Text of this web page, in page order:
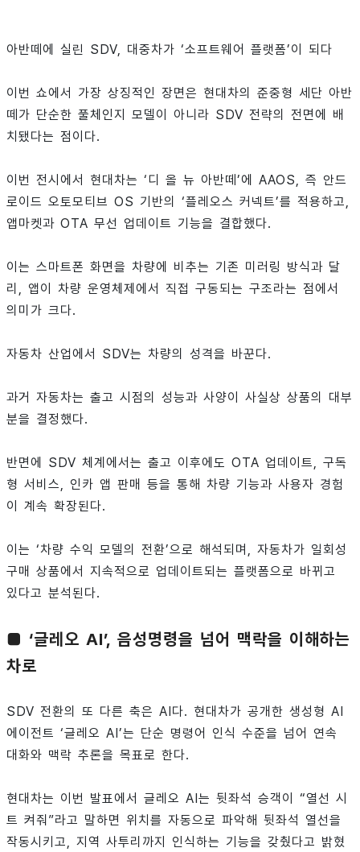
아반떼에 실린 SDV, 대중차가 ‘소프트웨어 플랫폼’이 되다
이번 쇼에서 가장 상징적인 장면은 현대차의 준중형 세단 아반
떼가 단순한 풀체인지 모델이 아니라 SDV 전략의 전면에 배
치됐다는 점이다.
이번 전시에서 현대차는 ‘디 올 뉴 아반떼’에 AAOS, 즉 안드
로이드 오토모티브 OS 기반의 ‘플레오스 커넥트’를 적용하고,
앱마켓과 OTA 무선 업데이트 기능을 결합했다.
이는 스마트폰 화면을 차량에 비추는 기존 미러링 방식과 달
리, 앱이 차량 운영체제에서 직접 구동되는 구조라는 점에서
의미가 크다.
자동차 산업에서 SDV는 차량의 성격을 바꾼다.
과거 자동차는 출고 시점의 성능과 사양이 사실상 상품의 대부
분을 결정했다.
반면에 SDV 체계에서는 출고 이후에도 OTA 업데이트, 구독
형 서비스, 인카 앱 판매 등을 통해 차량 기능과 사용자 경험
이 계속 확장된다.
이는 ‘차량 수익 모델의 전환’으로 해석되며, 자동차가 일회성
구매 상품에서 지속적으로 업데이트되는 플랫폼으로 바뀌고
있다고 분석된다.
■ ‘글레오 AI’, 음성명령을 넘어 맥락을 이해하는
차로
SDV 전환의 또 다른 축은 AI다. 현대차가 공개한 생성형 AI
에이전트 ‘글레오 AI’는 단순 명령어 인식 수준을 넘어 연속
대화와 맥락 추론을 목표로 한다.
현대차는 이번 발표에서 글레오 AI는 뒷좌석 승객이 “열선 시
트 켜줘”라고 말하면 위치를 자동으로 파악해 뒷좌석 열선을
작동시키고, 지역 사투리까지 인식하는 기능을 갖췄다고 밝혔